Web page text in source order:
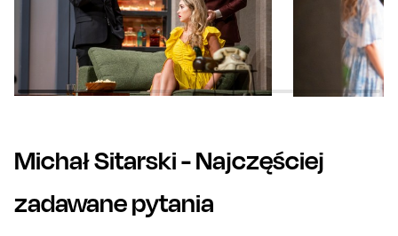
Michał Sitarski- Najczęściej
zadawane pytania